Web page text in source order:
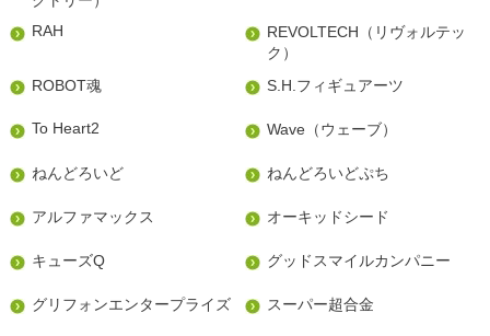
RAH
REVOLTECH（リヴォルテッ
ク）
ROBOT魂
S.H.フィギュアーツ
To Heart2 Wave（ウェーブ）
ねんどろいど ねんどろいどぷち
アルファマックス オーキッドシード
キューズQ グッドスマイルカンパニー
グリフォンエンタープライズ スーパー超合金